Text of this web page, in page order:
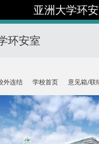
亚洲大学环
环安室
外连结 学校首页 意见箱/联